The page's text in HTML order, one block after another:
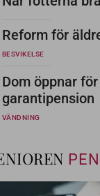
Reform för
BESVIKELSE
Dom öppnar
garantipension
VÄNDNING